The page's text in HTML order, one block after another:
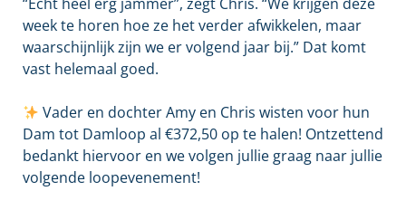
week te horen hoe ze het verder afwikkelen, maar
waarschijnlijk zijn we er volgend jaar bij.” Dat komt
vast helemaal goed.
Vader en dochter Amy en Chris wisten voor hun
Dam tot Damloop al €372,50 op te halen! Ontzettend
bedankt hiervoor en we volgen jullie graag naar jullie
volgende loopevenement!